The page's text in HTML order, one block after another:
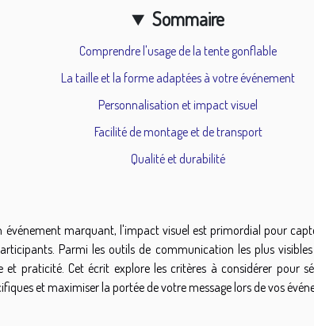
Sommaire
Comprendre l'usage de la tente gonflable
La taille et la forme adaptées à votre événement
Personnalisation et impact visuel
Facilité de montage et de transport
Qualité et durabilité
événement marquant, l'impact visuel est primordial pour
Parmi les outils de communication les plus
et praticité. Cet écrit explore les critères à considérer pour
et maximiser la portée de votre message lors de vos